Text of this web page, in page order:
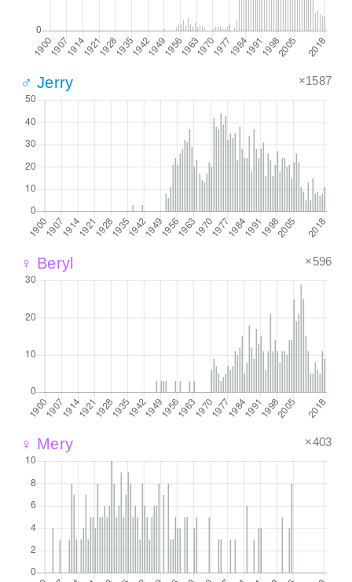
♂ Jerry ×1587
♀ Beryl ×596
♀ Mery ×403